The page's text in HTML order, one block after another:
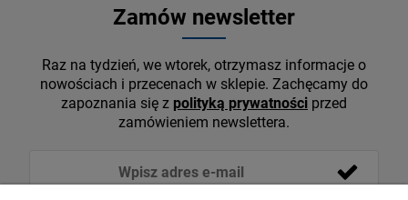
Zamów newsletter
Raz na tydzień, we wtorek, otrzymasz informacje o
nowościach i przecenach w sklepie. Zachęcamy do
zapoznania się z polityką prywatności przed
zamówieniem newslettera.